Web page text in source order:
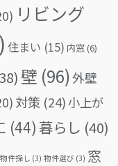
リビング
住まい (15) 内窓(6)
壁 (96)外壁
対策 (24)小上が
(44) 暮らし (40)
物件探し (3) 物件選び (3) 窓